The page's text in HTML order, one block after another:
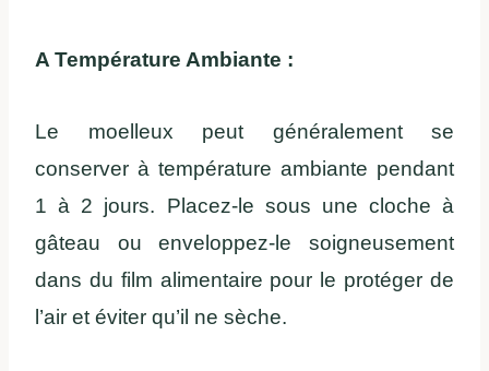
A Température Ambiante :
Le moelleux peut généralement se
conserver à température ambiante pendant
1 à 2 jours. Placez-le sous une cloche à
gâteau ou enveloppez-le soigneusement
dans du film alimentaire pour le protéger de
l’air et éviter qu’il ne sèche.